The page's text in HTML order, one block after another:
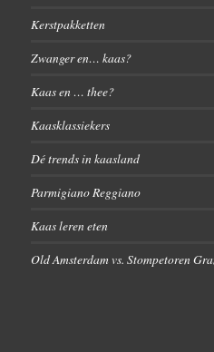
Kerstpakketten
Zwanger en… kaas?
Kaas en … thee?
Kaasklassiekers
Dé trends in kaasland
Parmigiano Reggiano
Kaas leren eten
Old Amsterdam vs. Stompetoren